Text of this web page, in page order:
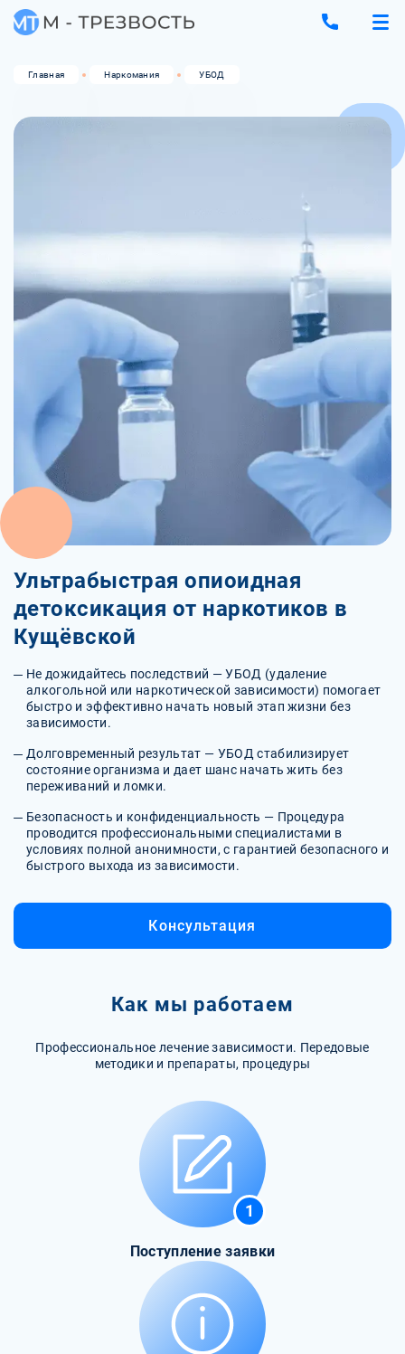
Главная Наркомания УБОД
Ультрабыстрая опиоидная
детоксикация от наркотиков в
Кущёвской
Не дожидайтесь последствий — УБОД (удаление
алкогольной или наркотической зависимости) помогает
быстро и эффективно начать новый этап жизни без
зависимости.
Долговременный результат — УБОД стабилизирует
состояние организма и дает шанс начать жить без
переживаний и ломки.
Безопасность и конфиденциальность — Процедура
проводится профессиональными специалистами в
условиях полной анонимности, с гарантией безопасного и
быстрого выхода из зависимости.
Консультация
Как мы работаем
Профессиональное лечение зависимости. Передовые
методики и препараты, процедуры
1
Поступление заявки